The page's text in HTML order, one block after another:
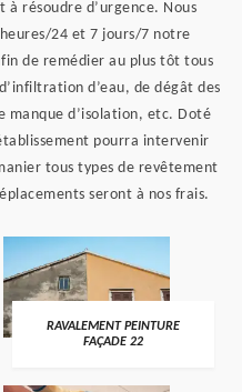
à résoudre d’urgence. Nous
24 et 7 jours/7 notre
de remédier au plus tôt tous
d’eau, de dégât des
manque d’isolation, etc. Doté
pourra intervenir
tous types de revêtement
seront à nos frais.
RAVALEMENT PEINTURE
FAÇADE 22